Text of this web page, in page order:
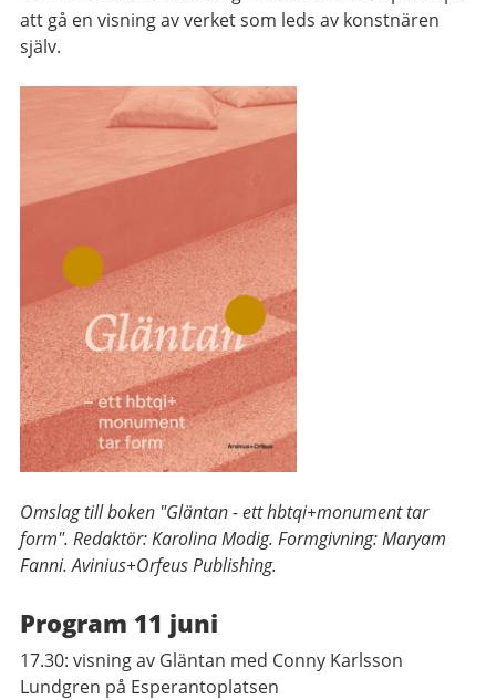
att gå en visning av verket som leds av konstnären
själv.
Omslag till boken "Gläntan - ett hbtqi+monument tar
form". Redaktör: Karolina Modig. Formgivning: Maryam
Fanni. Avinius+Orfeus Publishing.
Program 11 juni
17.30: visning av Gläntan med Conny Karlsson
Lundgren på Esperantoplatsen